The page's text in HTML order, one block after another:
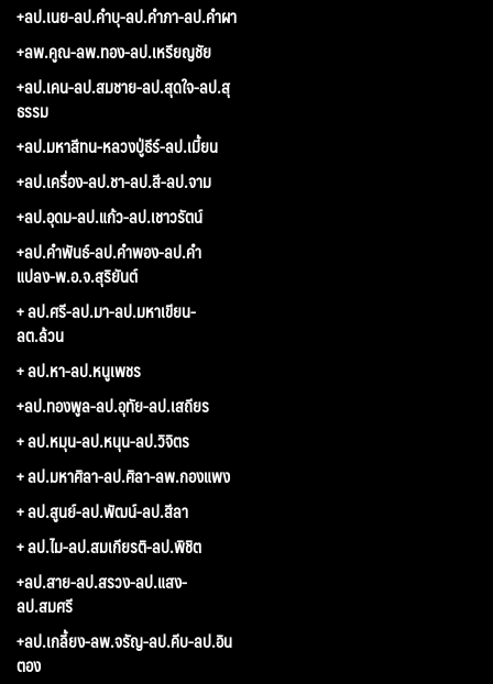
+ลป.เนย-ลป.คำบุ-ลป.คำภา-ลป.คำผา
+ลพ.คูณ-ลพ.ทอง-ลป.เหรียญชัย
+ลป.เคน-ลป.สมชาย-ลป.สุดใจ-ลป.สุ
ธรรม
+ลป.มหาสีทน-หลวงปู่ธีร์-ลป.เมี้ยน
+ลป.เครื่อง-ลป.ชา-ลป.สี-ลป.จาม
+ลป.อุดม-ลป.แก้ว-ลป.เชาวรัตน์
+ลป.คำพันธ์-ลป.คำพอง-ลป.คำ
แปลง-พ.อ.จ.สุริยันต์
+ ลป.ศรี-ลป.มา-ลป.มหาเขียน-
ลต.ล้วน
+ ลป.หา-ลป.หนูเพชร
+ลป.ทองพูล-ลป.อุทัย-ลป.เสถียร
+ ลป.หมุน-ลป.หนุน-ลป.วิจิตร
+ ลป.มหาศิลา-ลป.ศิลา-ลพ.กองแพง
+ ลป.สูนย์-ลป.พัฒน์-ลป.สีลา
+ ลป.ไม-ลป.สมเกียรติ-ลป.พิชิต
+ลป.สาย-ลป.สรวง-ลป.แสง-
ลป.สมศรี
+ลป.เกลี้ยง-ลพ.จรัญ-ลป.คีบ-ลป.อิน
ตอง